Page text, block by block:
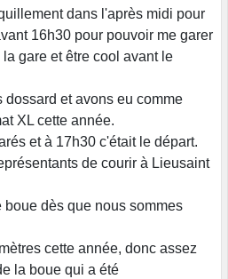
dans l'après midi pour
16h30 pour pouvoir me garer
gare et être cool avant le
dossard et avons eu comme
XL cette année.
et à 17h30 c'était le départ.
de courir à Lieusaint
boue dès que nous sommes
cette année, donc assez
la boue qui a été